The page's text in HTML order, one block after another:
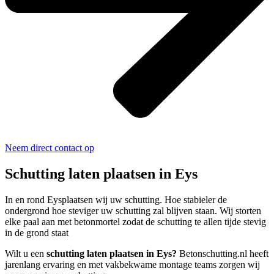
Neem direct contact op
Schutting laten plaatsen in Eys
In en rond Eysplaatsen wij uw schutting. Hoe stabieler de
ondergrond hoe steviger uw schutting zal blijven staan. Wij storten
elke paal aan met betonmortel zodat de schutting te allen tijde stevig
in de grond staat
Wilt u een schutting laten plaatsen in Eys? Betonschutting.nl heeft
jarenlang ervaring en met vakbekwame montage teams zorgen wij